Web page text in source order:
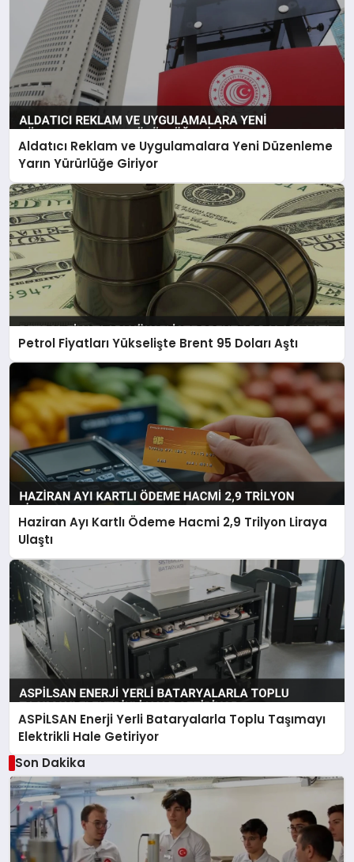
Aldatıcı Reklam ve Uygulamalara Yeni Düzenleme
Yarın Yürürlüğe Giriyor
Petrol Fiyatları Yükselişte Brent 95 Doları Aştı
Haziran Ayı Kartlı Ödeme Hacmi 2,9 Trilyon Liraya
Ulaştı
ASPİLSAN Enerji Yerli Bataryalarla Toplu Taşımayı
Elektrikli Hale Getiriyor
Son Dakika